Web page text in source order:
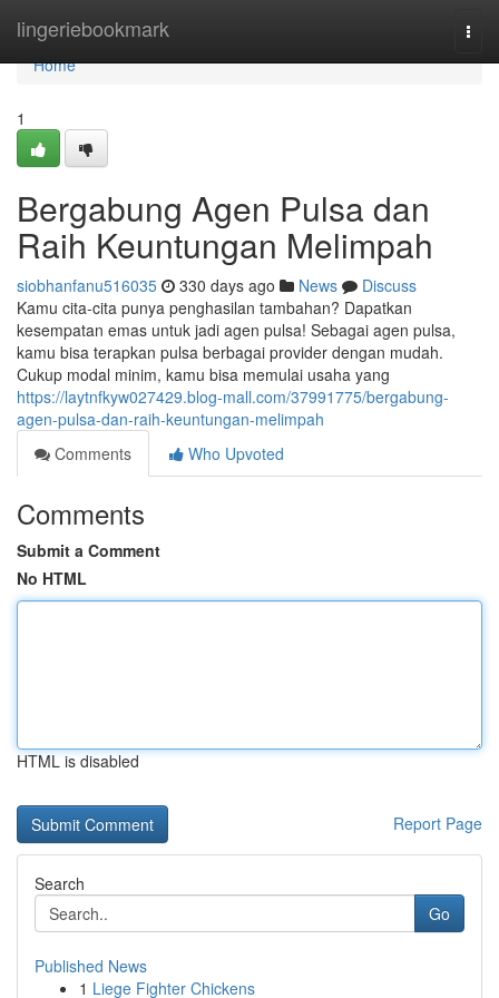
lingeriebookmark
Home
Home
1
Bergabung Agen Pulsa dan
Raih Keuntungan Melimpah
siobhanfanu516035 330 days ago News
Discuss
Kamu cita-cita punya penghasilan tambahan? Dapatkan
kesempatan emas untuk jadi agen pulsa! Sebagai agen pulsa,
kamu bisa terapkan pulsa berbagai provider dengan mudah.
Cukup modal minim, kamu bisa memulai usaha yang
https://laytnfkyw027429.blog-mall.com/37991775/bergabung-
agen-pulsa-dan-raih-keuntungan-melimpah
Comments
Who Upvoted
Comments
Submit a Comment
No HTML
HTML is disabled
Report Page
Search
Go
Published News
1 Liege Fighter Chickens